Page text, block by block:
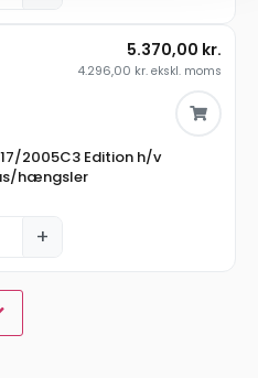
2005C3 Edition h/v
hængsler
+
5.370,00 kr.
4.296,00 kr. ekskl. moms